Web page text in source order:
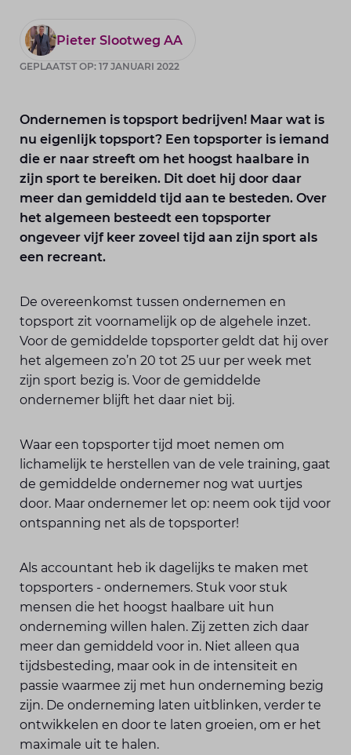
Pieter Slootweg AA
GEPLAATST OP: 17 JANUARI 2022
Ondernemen is topsport bedrijven! Maar wat is
nu eigenlijk topsport? Een topsporter is iemand
die er naar streeft om het hoogst haalbare in
zijn sport te bereiken. Dit doet hij door daar
meer dan gemiddeld tijd aan te besteden. Over
het algemeen besteedt een topsporter
ongeveer vijf keer zoveel tijd aan zijn sport als
een recreant.
De overeenkomst tussen ondernemen en
topsport zit voornamelijk op de algehele inzet.
Voor de gemiddelde topsporter geldt dat hij over
het algemeen zo’n 20 tot 25 uur per week met
zijn sport bezig is. Voor de gemiddelde
ondernemer blijft het daar niet bij.
Waar een topsporter tijd moet nemen om
lichamelijk te herstellen van de vele training, gaat
de gemiddelde ondernemer nog wat uurtjes
door. Maar ondernemer let op: neem ook tijd voor
ontspanning net als de topsporter!
Als accountant heb ik dagelijks te maken met
topsporters - ondernemers. Stuk voor stuk
mensen die het hoogst haalbare uit hun
onderneming willen halen. Zij zetten zich daar
meer dan gemiddeld voor in. Niet alleen qua
tijdsbesteding, maar ook in de intensiteit en
passie waarmee zij met hun onderneming bezig
zijn. De onderneming laten uitblinken, verder te
ontwikkelen en door te laten groeien, om er het
maximale uit te halen.